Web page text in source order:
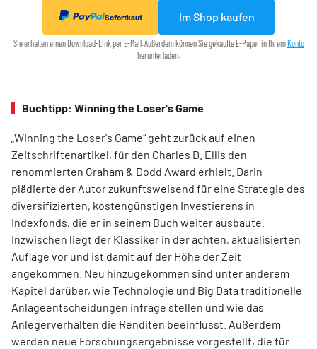
Sofortkauf Im Shop kaufen
Sie erhalten einen Download-Link per E-Mail. Außerdem können Sie gekaufte E-Paper in Ihrem Konto
herunterladen.
Buchtipp: Winning the Loser's Game
„Winning the Loser's Game“ geht zurück auf einen
Zeitschriftenartikel, für den Charles D. Ellis den
renommierten Graham & Dodd Award erhielt. Darin
plädierte der Autor zukunftsweisend für eine Strategie des
diversifizierten, kostengünstigen Investierens in
Indexfonds, die er in seinem Buch weiter ausbaute.
Inzwischen liegt der Klassiker in der achten, aktualisierten
Auflage vor und ist damit auf der Höhe der Zeit
angekommen. Neu hinzugekommen sind unter anderem
Kapitel darüber, wie Technologie und Big Data traditionelle
Anlageentscheidungen infrage stellen und wie das
Anlegerverhalten die Renditen beeinflusst. Außerdem
werden neue Forschungsergebnisse vorgestellt, die für